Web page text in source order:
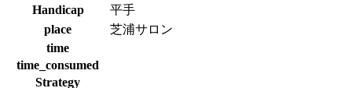
Handicap
平手
place
芝浦サロン
time
time_consumed
Strategy